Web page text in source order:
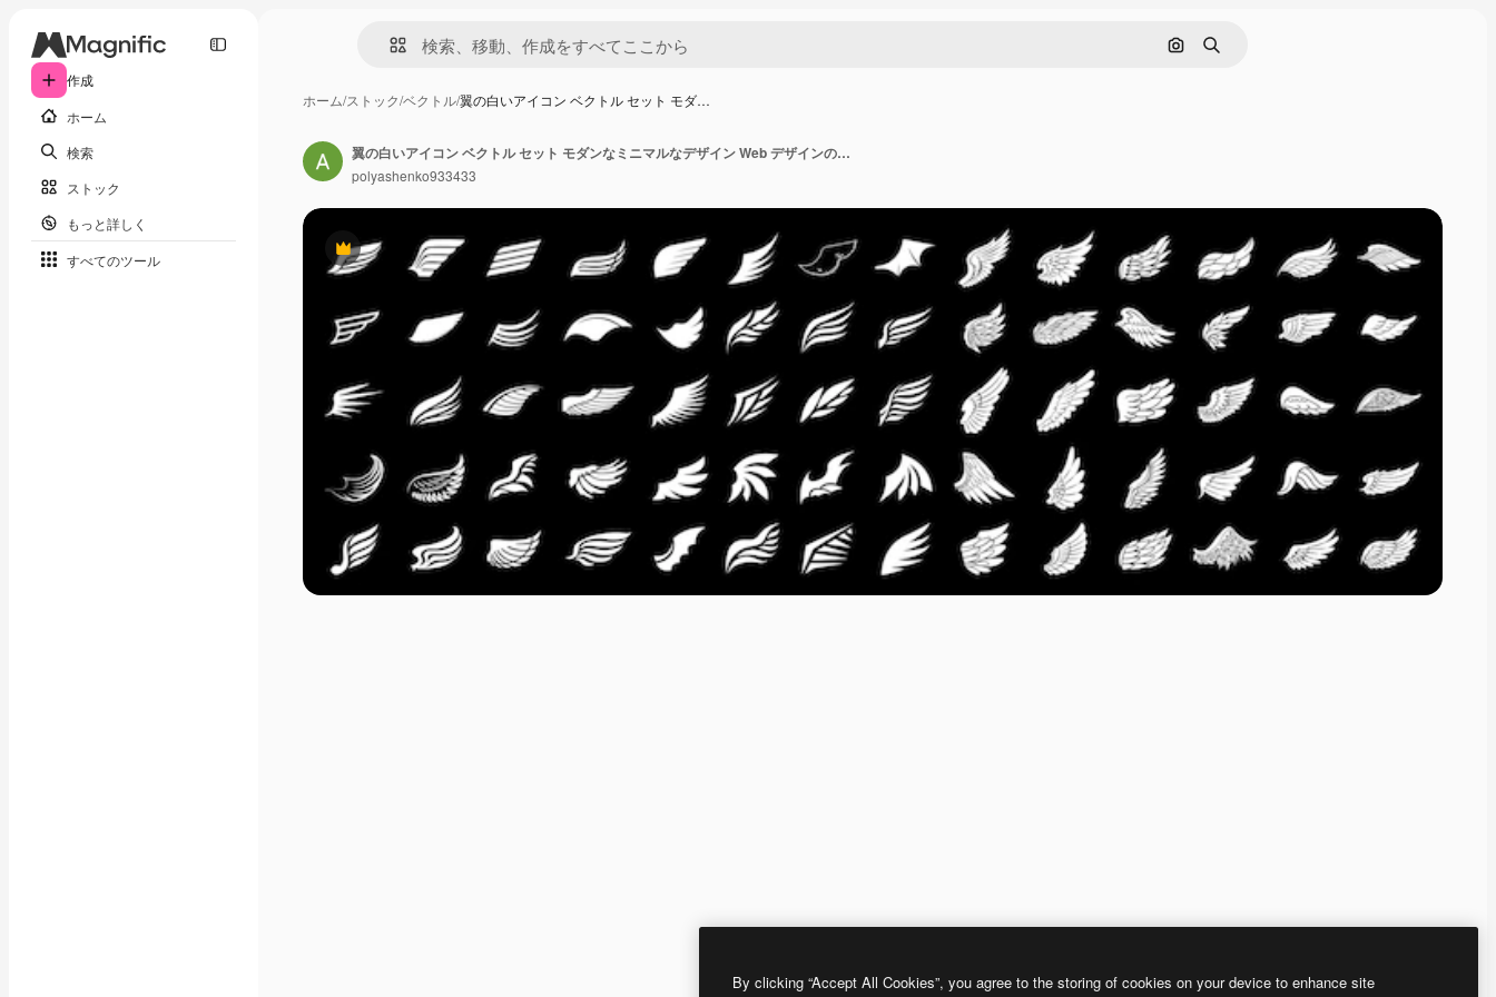
作成
ホーム
検索
ストック
もっと詳しく
すべてのツール
画像で検索
検索
ホーム/ストック/ベクトル/翼の白いアイコン ベクトル セット モダ…
Premium
翼の白いアイコン ベクトル セット モダンなミニマルなデザイン Web デザインの翼ベクトル アイコンのシンプルなセット ベクトル図
polyashenko933433
By clicking “Accept All Cookies”, you agree to the storing of cookies on your device to enhance site